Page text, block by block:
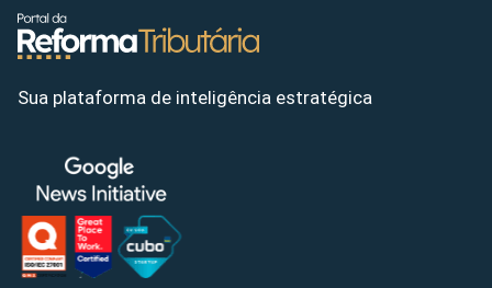
Sua plataforma de inteligência estratégica